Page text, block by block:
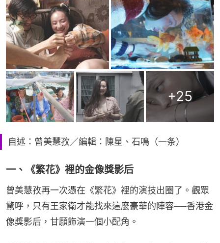
+25
自述：曾美慧孜／編輯：陳星、石鳴（一条）
一、《繁花》裡的金像獎影后
曾美慧孜再一次憑在《繁花》裡的演技出圈了。觀眾
驚呼，只有王家衛才能找來這麼豪華的陣容──香港金
像獎影后，甘願飾演一個小配角。